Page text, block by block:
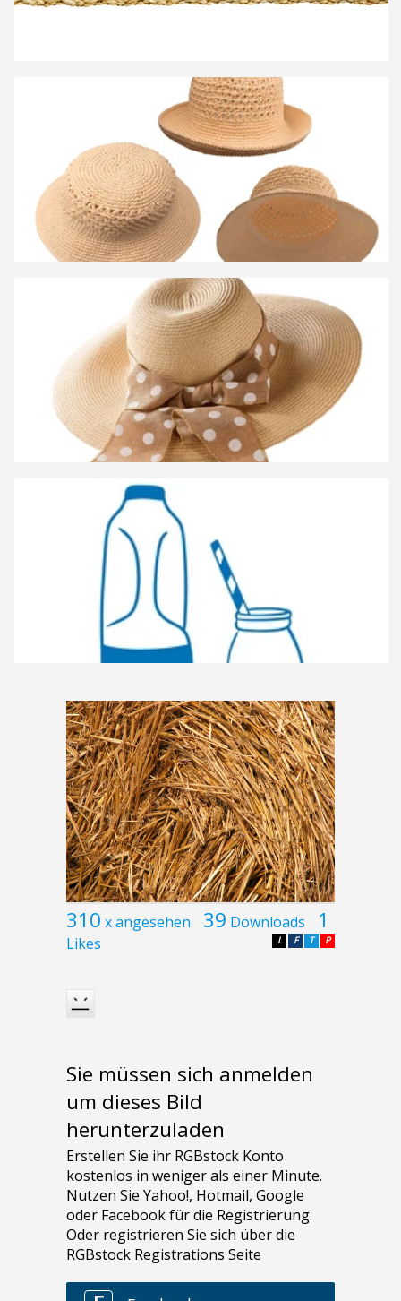
310 x angesehen 39 Downloads 1
Likes P
T
F
L
Sie müssen sich anmelden
um dieses Bild
herunterzuladen